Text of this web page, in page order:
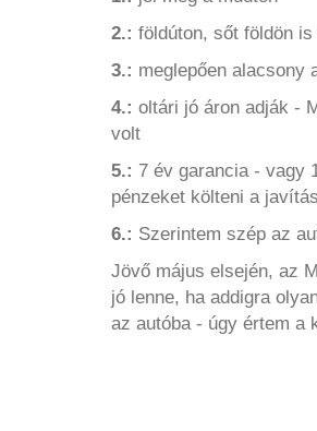
2.: földúton, sőt földön
3.: meglepően alacsony
4.: oltári jó áron adják -
volt
5.: 7 év garancia - vagy
pénzeket költeni a
6.: Szerintem szép az
Jövő május elsején, az
jó lenne, ha addigra
az autóba - úgy értem a